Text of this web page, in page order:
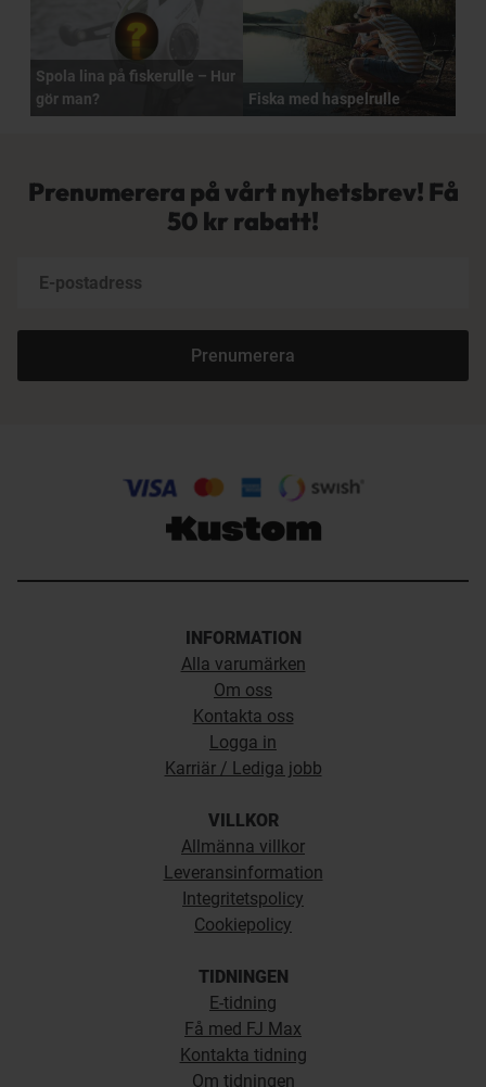
Spola lina på fiskerulle – Hur
gör man?
Fiska med haspelrulle
Prenumerera på vårt nyhetsbrev! Få
50 kr rabatt!
Prenumerera
INFORMATION
Alla varumärken
Om oss
Kontakta oss
Logga in
Karriär / Lediga jobb
VILLKOR
Allmänna villkor
Leveransinformation
Integritetspolicy
Cookiepolicy
TIDNINGEN
E-tidning
Få med FJ Max
Kontakta tidning
Om tidningen